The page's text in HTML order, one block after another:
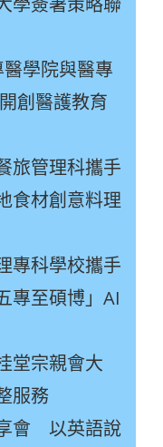
學院與醫專
創醫護教育
旅管理科攜手
食材創意料理
專科學校攜手
專至碩博」AI
堂宗親會大
服務
會 以英語說